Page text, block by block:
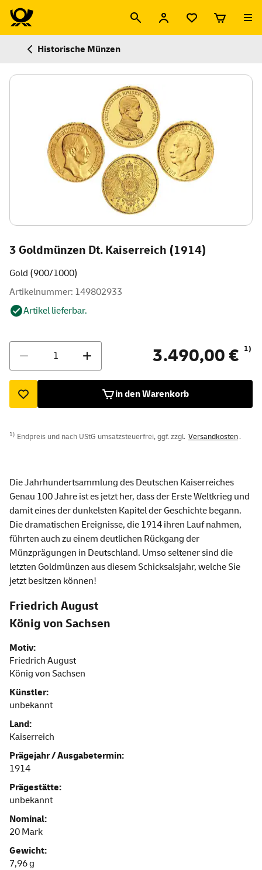
Historische Münzen
3 Goldmünzen Dt. Kaiserreich (1914)
Gold (900/1000)
Artikelnummer: 149802933
Artikel lieferbar.
3.490,00 € 1)
in den Warenkorb
1) Endpreis und nach UStG umsatzsteuerfrei, ggf. zzgl. Versandkosten.
Die Jahrhundertsammlung des Deutschen Kaiserreiches
Genau 100 Jahre ist es jetzt her, dass der Erste Weltkrieg und
damit eines der dunkelsten Kapitel der Geschichte begann.
Die dramatischen Ereignisse, die 1914 ihren Lauf nahmen,
führten auch zu einem deutlichen Rückgang der
Münzprägungen in Deutschland. Umso seltener sind die
letzten Goldmünzen aus diesem Schicksalsjahr, welche Sie
jetzt besitzen können!
Friedrich August
König von Sachsen
Motiv:
Friedrich August
König von Sachsen
Künstler:
unbekannt
Land:
Kaiserreich
Prägejahr / Ausgabetermin:
1914
Prägestätte:
unbekannt
Nominal:
20 Mark
Gewicht:
7,96 g